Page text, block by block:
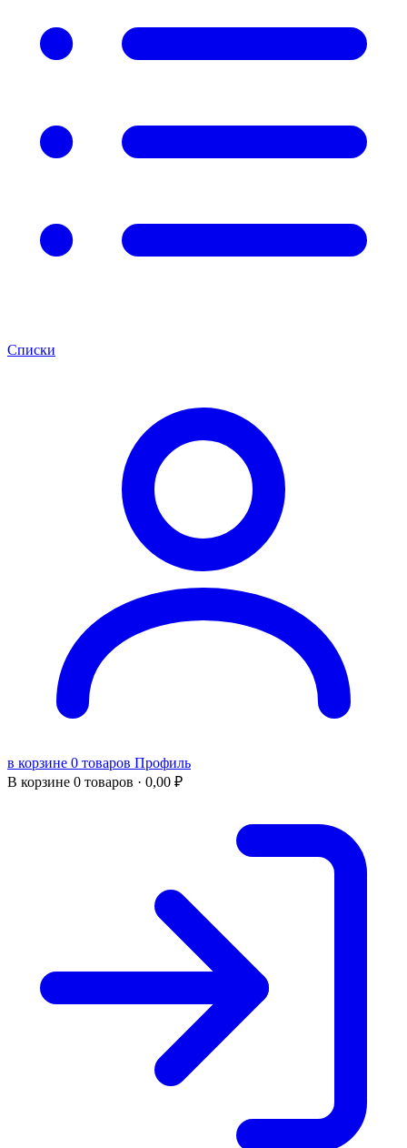
Списки
в корзине 0 товаров Профиль
В корзине 0 товаров · 0,00 ₽